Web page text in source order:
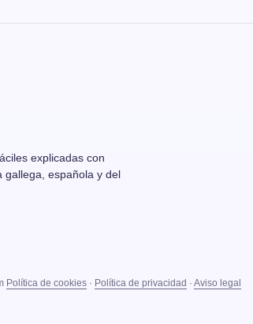
explicadas con
gallega, española y del
Política de cookies · Política de privacidad · Aviso legal